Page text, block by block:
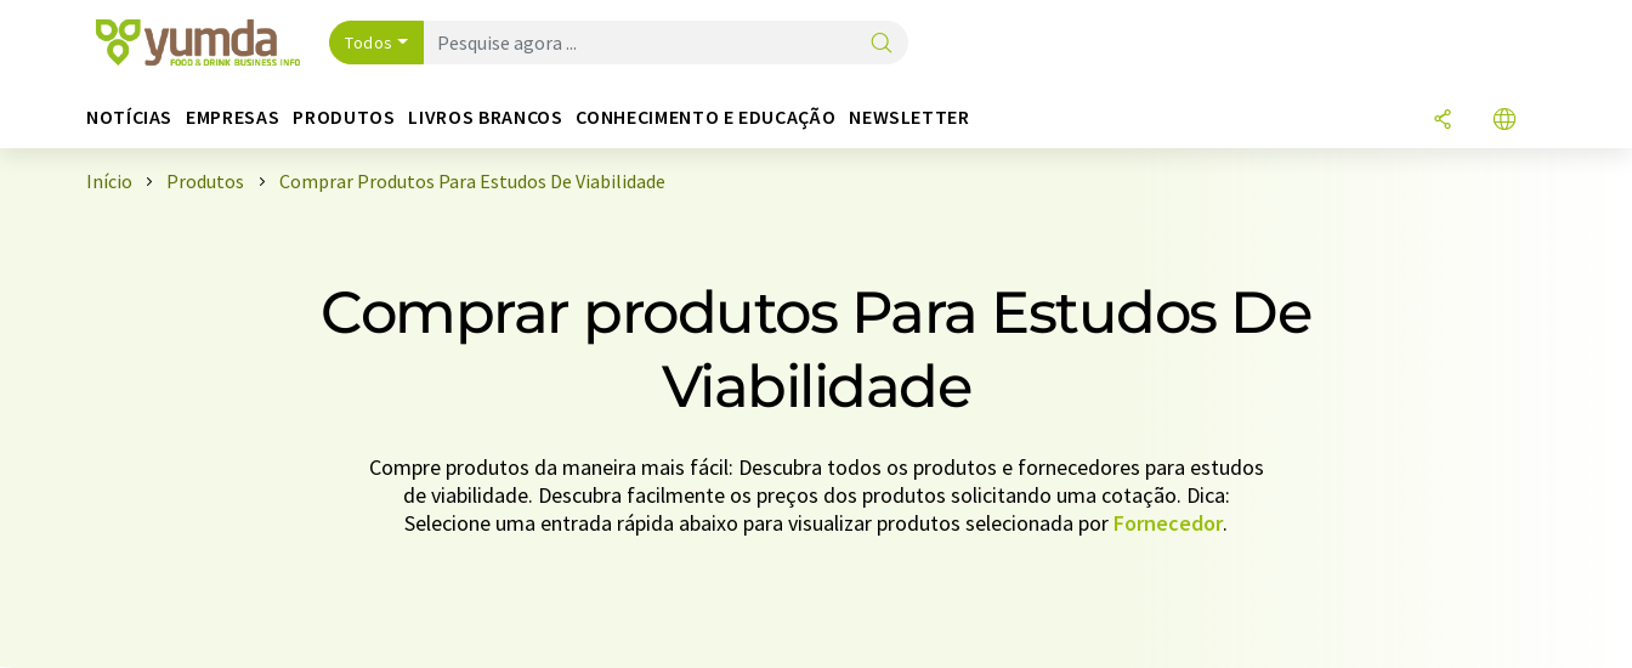
Todos
NOTÍCIAS EMPRESAS PRODUTOS LIVROS BRANCOS CONHECIMENTO E EDUCAÇÃO NEWSLETTER
Início Produtos Comprar Produtos Para Estudos De Viabilidade
Comprar produtos Para Estudos De
Viabilidade
Compre produtos da maneira mais fácil: Descubra todos os produtos e fornecedores para estudos
de viabilidade. Descubra facilmente os preços dos produtos solicitando uma cotação. Dica:
Selecione uma entrada rápida abaixo para visualizar produtos selecionada por Fornecedor.